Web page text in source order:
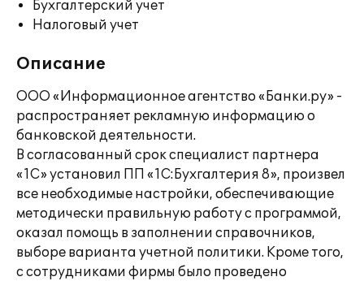
Бухгалтерский учет
Налоговый учет
Описание
ООО «Информационное агентство «Банки.ру» -
распространяет рекламную информацию о
банковской деятельности.
В согласованный срок специалист партнера
«1С» установил ПП «1C:Бухгалтерия 8», произвел
все необходимые настройки, обеспечивающие
методически правильную работу с программой,
оказал помощь в заполнении справочников,
выборе варианта учетной политики. Кроме того,
с сотрудниками фирмы было проведено